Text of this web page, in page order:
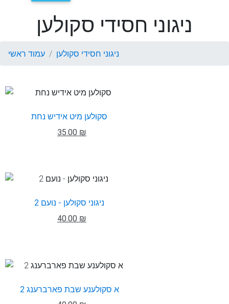
ניגוני חסידי סקולען
עמוד ראשי ניגוני חסידי סקולען
סקולען מיט אידיש נחת
35.00 ₪
ניגוני סקולען - נועם 2
40.00 ₪
א סקולענע שבת פארברענג 2